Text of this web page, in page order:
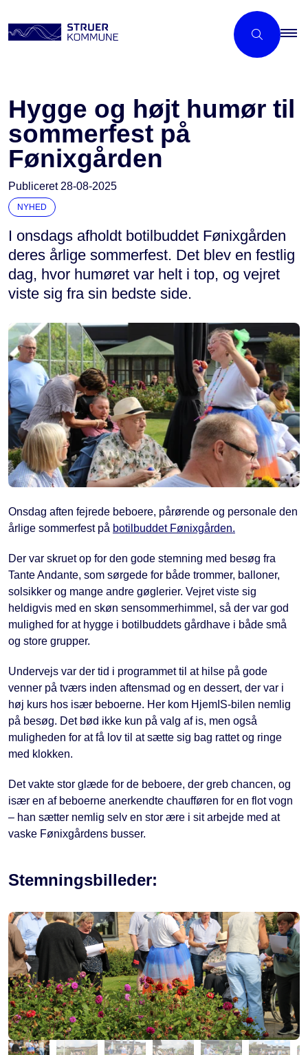
Hygge og højt humør til
sommerfest på
Fønixgården
Publiceret 28-08-2025
NYHED
I onsdags afholdt botilbuddet Fønixgården
deres årlige sommerfest. Det blev en festlig
dag, hvor humøret var helt i top, og vejret
viste sig fra sin bedste side.
Onsdag aften fejrede beboere, pårørende og personale den
årlige sommerfest på botilbuddet Fønixgården.
Der var skruet op for den gode stemning med besøg fra
Tante Andante, som sørgede for både trommer, balloner,
solsikker og mange andre gøglerier. Vejret viste sig
heldigvis med en skøn sensommerhimmel, så der var god
mulighed for at hygge i botilbuddets gårdhave i både små
og store grupper.
Undervejs var der tid i programmet til at hilse på gode
venner på tværs inden aftensmad og en dessert, der var i
høj kurs hos især beboerne. Her kom HjemIS-bilen nemlig
på besøg. Det bød ikke kun på valg af is, men også
muligheden for at få lov til at sætte sig bag rattet og ringe
med klokken.
Det vakte stor glæde for de beboere, der greb chancen, og
især en af beboerne anerkendte chaufføren for en flot vogn
– han sætter nemlig selv en stor ære i sit arbejde med at
vaske Fønixgårdens busser.
Stemningsbilleder: